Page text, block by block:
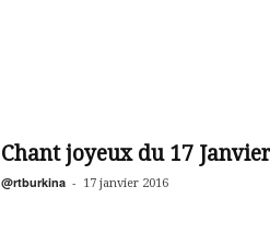
Chant joyeux du 17
@rtburkina - 17 janvier 2016